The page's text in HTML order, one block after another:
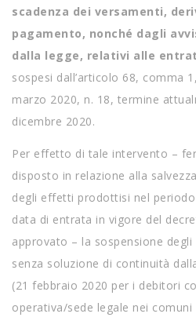
scadenza dei versamenti,
pagamento, nonché dagli
dalla legge, relativi alle
sospesi dall’articolo 68, comma
marzo 2020, n. 18, termine
dicembre 2020.
Per effetto di tale intervento –
disposto in relazione alla
degli effetti prodottisi nel
data di entrata in vigore del
approvato – la sospensione
senza soluzione di continuità
(21 febbraio 2020 per i debitori
operativa/sede legale nei comuni